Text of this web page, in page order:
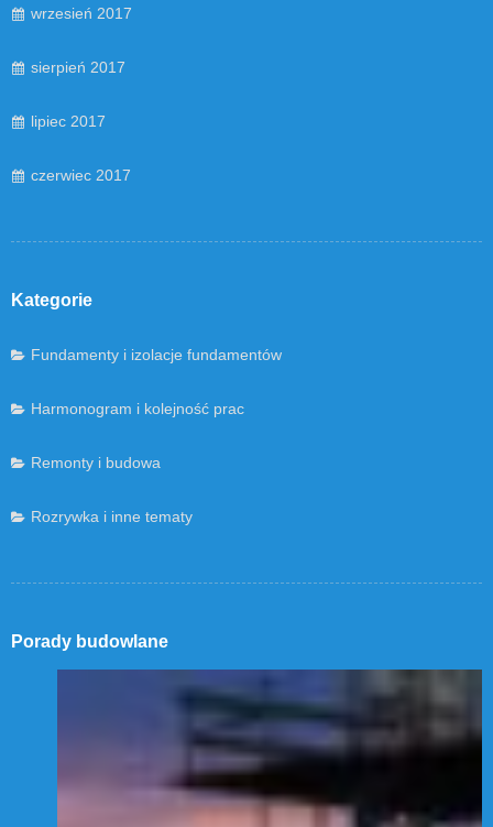
wrzesień 2017
sierpień 2017
lipiec 2017
czerwiec 2017
Kategorie
Fundamenty i izolacje fundamentów
Harmonogram i kolejność prac
Remonty i budowa
Rozrywka i inne tematy
Porady budowlane